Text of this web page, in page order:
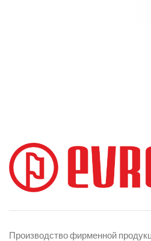
Производство фирменной